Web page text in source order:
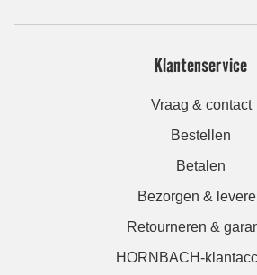
Klantenservice
Vraag & contact
Bestellen
Betalen
Bezorgen &
Retourneren &
HORNBACH-